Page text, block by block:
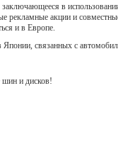
в
акции и
и в Европе.
связанных с
и дисков!